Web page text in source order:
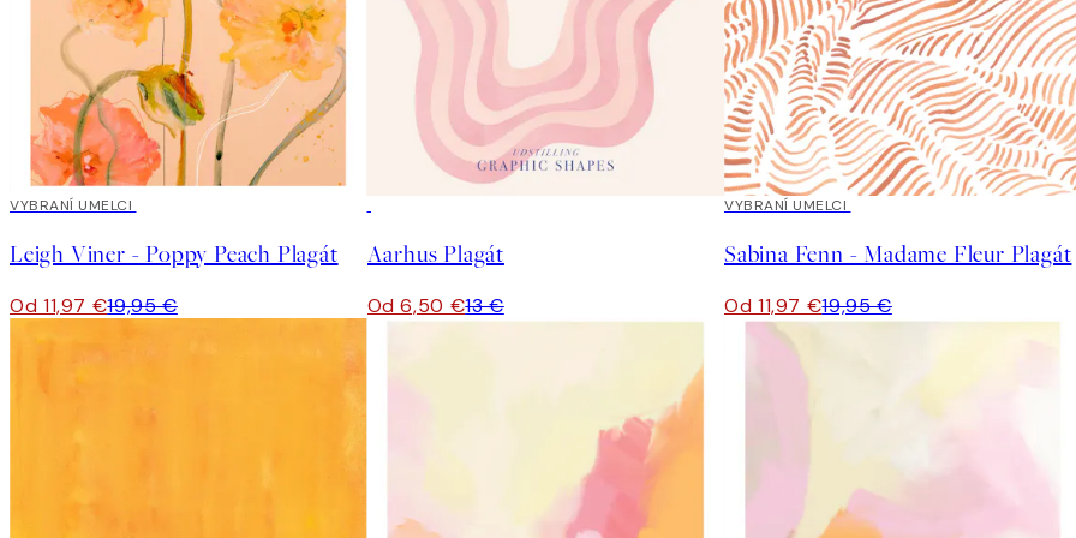
40%*
VYBRANÍ UMELCI
Leigh Viner - Poppy Peach Plagát
Od 11,97 €19,95 €
Aarhus Plagát
Od 6,50 €13 €
40%*
VYBRANÍ UMELCI
Sabina Fenn - Madame Fleur Plagát
Od 11,97 €19,95 €